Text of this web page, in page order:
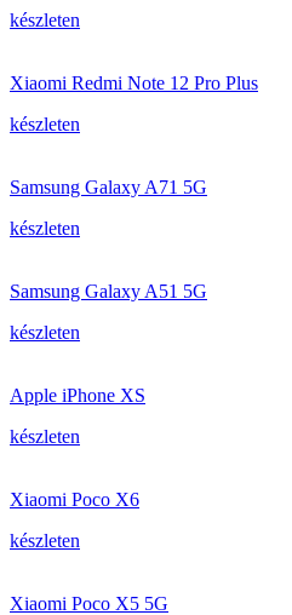
készleten
Xiaomi Redmi Note 12 Pro Plus
készleten
Samsung Galaxy A71 5G
készleten
Samsung Galaxy A51 5G
készleten
Apple iPhone XS
készleten
Xiaomi Poco X6
készleten
Xiaomi Poco X5 5G